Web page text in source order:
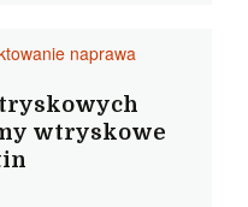
naprawa
wtryskowe